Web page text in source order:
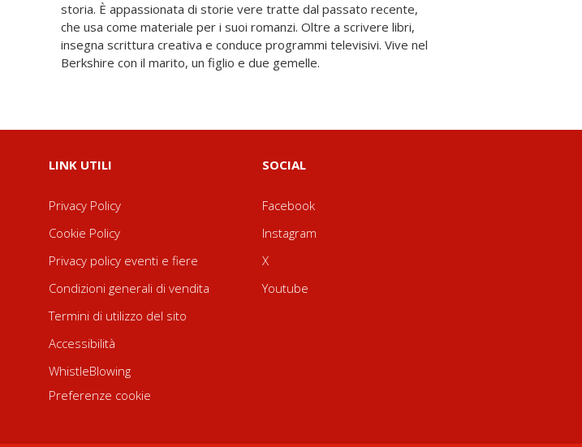
storia. È appassionata di storie vere tratte dal passato recente,
che usa come materiale per i suoi romanzi. Oltre a scrivere libri,
insegna scrittura creativa e conduce programmi televisivi. Vive nel
Berkshire con il marito, un figlio e due gemelle.
LINK UTILI
Privacy Policy
Cookie Policy
Privacy policy eventi e fiere
Condizioni generali di vendita
Termini di utilizzo del sito
Accessibilità
WhistleBlowing
Preferenze cookie
SOCIAL
Facebook
Instagram
X
Youtube